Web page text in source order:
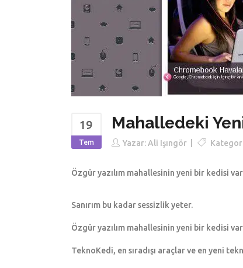
19
Tem
Mahalledeki
Yazar:Ali Işıngör
Özgür yazılım mahallesinin yeni bir kedisi
Sanırım bu kadar sessizlik yeter.
Özgür yazılım mahallesinin yeni bir kedisi
TeknoKedi, en sıradışı araçlar ve en yeni